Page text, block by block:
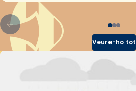
Veure-ho tot